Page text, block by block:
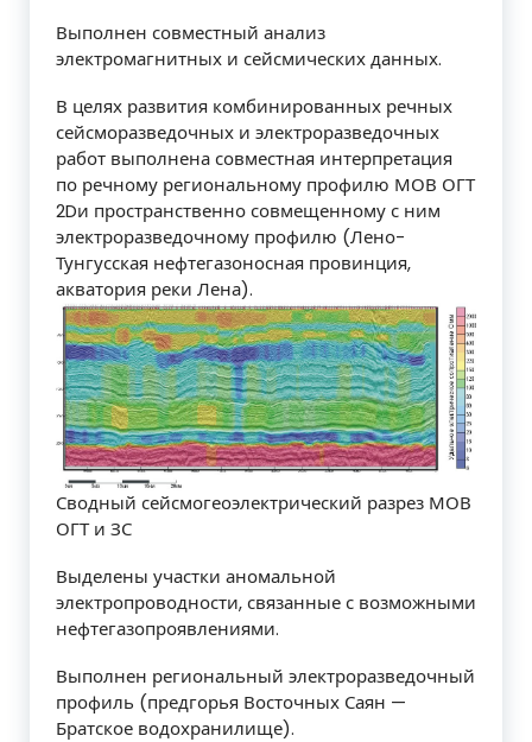
Выполнен совместный анализ
электромагнитных и сейсмических данных.
В целях развития комбинированных речных
сейсморазведочных и электроразведочных
работ выполнена совместная интерпретация
по речному региональному профилю МОВ ОГТ
2Dи пространственно совмещенному с ним
электроразведочному профилю (Лено-
Тунгусская нефтегазоносная провинция,
акватория реки Лена).
Сводный сейсмогеоэлектрический разрез МОВ
ОГТ и ЗС
Выделены участки аномальной
электропроводности, связанные с возможными
нефтегазопроявлениями.
Выполнен региональный электроразведочный
профиль (предгорья Восточных Саян —
Братское водохранилище).